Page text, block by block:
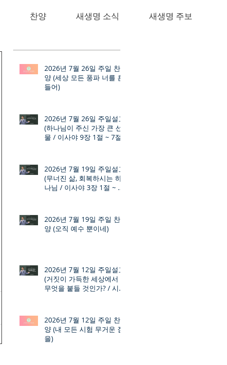
찬양 새생명 소식 새생명 주보
2026년 7월 26일 주일 찬
양 (세상 모든 풍파 너를 흔
들어)
2026년 7월 26일 주일설교
(하나님이 주신 가장 큰 선
물 / 이사야 9장 1절 ~ 7절)
2026년 7월 19일 주일설교
(무너진 삶, 회복하시는 하
나님 / 이사야 3장 1절 ~ 12
2026년 7월 19일 주일 찬
양 (오직 예수 뿐이네)
2026년 7월 12일 주일설교
(거짓이 가득한 세상에서
무엇을 붙들 것인가? / 시편
2026년 7월 12일 주일 찬
양 (내 모든 시험 무거운 짐
을)